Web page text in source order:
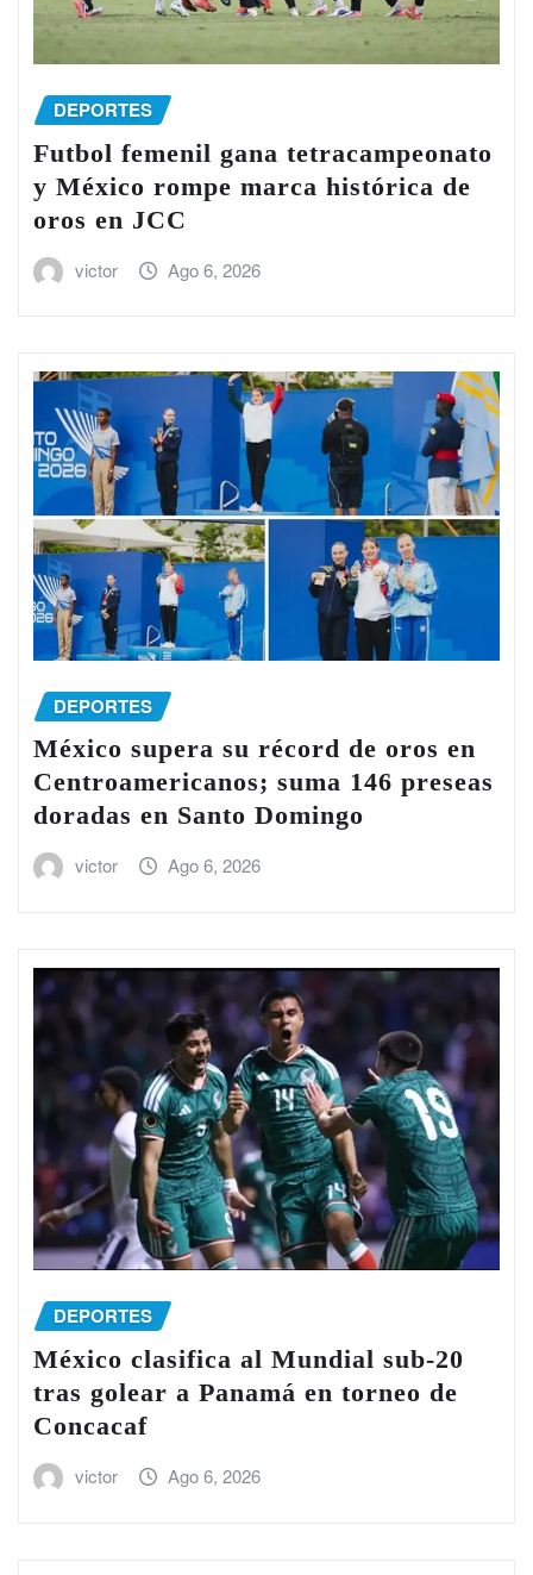
DEPORTES
Futbol femenil gana tetracampeonato
y México rompe marca histórica de
oros en JCC
victor Ago 6, 2026
DEPORTES
México supera su récord de oros en
Centroamericanos; suma 146 preseas
doradas en Santo Domingo
victor Ago 6, 2026
DEPORTES
México clasifica al Mundial sub-20
tras golear a Panamá en torneo de
Concacaf
victor Ago 6, 2026